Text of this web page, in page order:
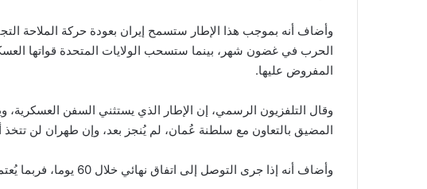
وأضاف أنه بموجب هذا الإطار ستسمح إيران بعودة حركة الملاحة
الحرب في غضون شهر، بينما ستسحب الولايات المتحدة قواتها
المفروض عليها.
وقال التلفزيون الرسمي، إن الإطار الذي يستثني السفن
المضيق بالتعاون مع سلطنة عُمان، لم يُنجز بعد، وإن طهران لن
وأضاف أنه إذا جرى التوصل إلى اتفاق نهائي خلال 60 يوما، فربما يُعتمد قرار ملزم من مجلس الأمن الدولي.